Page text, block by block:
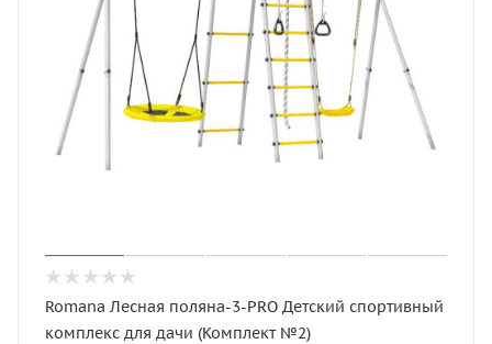
Romana Лесная поляна-3-PRO Детский спортивный
комплекс для дачи (Комплект №2)